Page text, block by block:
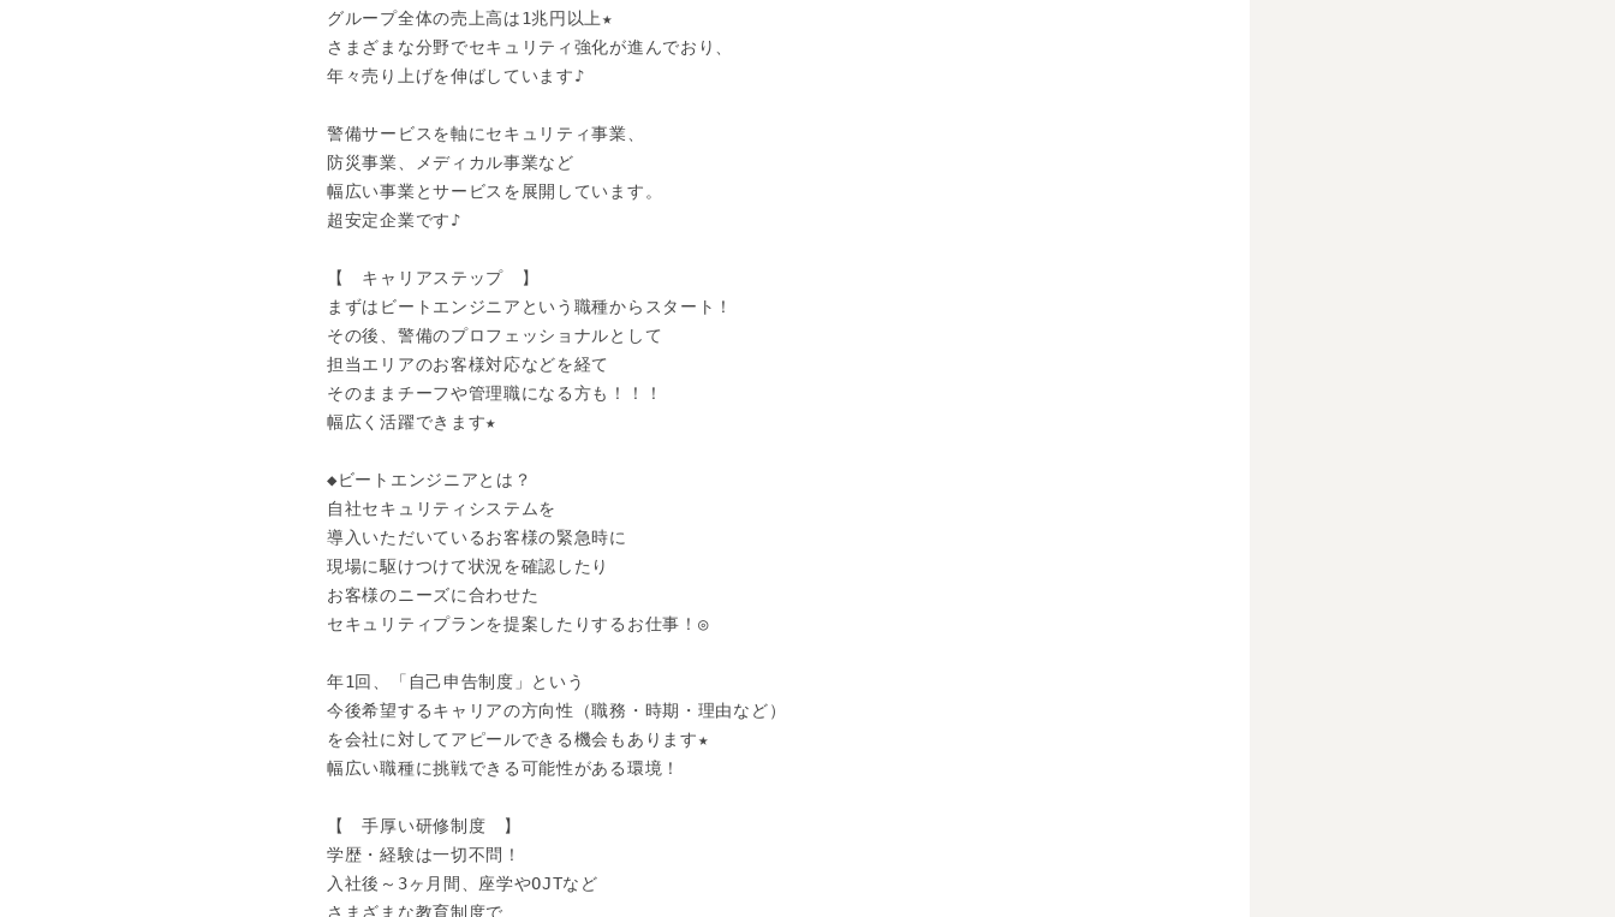
グループ全体の売上高は1兆円以上★
さまざまな分野でセキュリティ強化が進んでおり、
年々売り上げを伸ばしています♪
警備サービスを軸にセキュリティ事業、
防災事業、メディカル事業など
幅広い事業とサービスを展開しています。
超安定企業です♪
【　キャリアステップ　】
まずはビートエンジニアという職種からスタート！
その後、警備のプロフェッショナルとして
担当エリアのお客様対応などを経て
そのままチーフや管理職になる方も！！！
幅広く活躍できます★
◆ビートエンジニアとは？
自社セキュリティシステムを
導入いただいているお客様の緊急時に
現場に駆けつけて状況を確認したり
お客様のニーズに合わせた
セキュリティプランを提案したりするお仕事！◎
年1回、「自己申告制度」という
今後希望するキャリアの方向性（職務・時期・理由など）
を会社に対してアピールできる機会もあります★
幅広い職種に挑戦できる可能性がある環境！
【　手厚い研修制度　】
学歴・経験は一切不問！
入社後～3ヶ月間、座学やOJTなど
さまざまな教育制度で